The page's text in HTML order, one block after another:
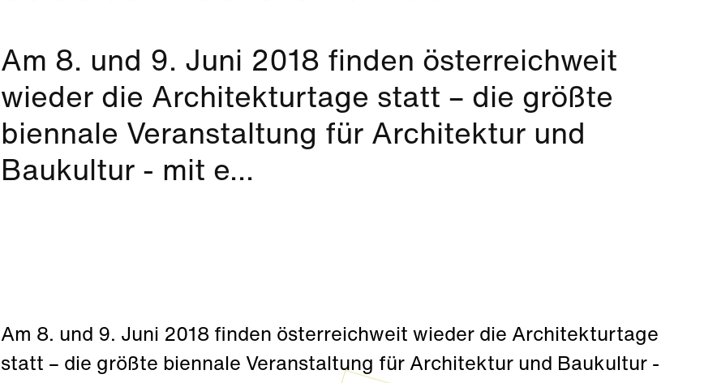
Am 8. und 9. Juni 2018 finden österreichweit
wieder die Architekturtage statt – die größte
biennale Veranstaltung für Architektur und
Baukultur - mit e...
Am 8. und 9. Juni 2018 finden österreichweit wieder die Architekturtage
statt – die größte biennale Veranstaltung für Architektur und Baukultur -